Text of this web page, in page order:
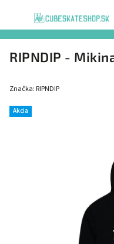
RIPNDIP -
Akcia
Značka: RIPNDIP